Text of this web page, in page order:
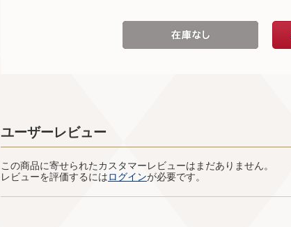
ユーザーレビュー
この商品に寄せられたカスタマーレビューはまだありません。
レビューを評価するにはログインが必要です。